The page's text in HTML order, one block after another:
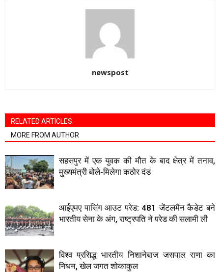
newspost
RELATED ARTICLES
MORE FROM AUTHOR
सहसपुर में एक युवक की मौत के बाद क्षेत्र में तनाव,
मुख्यमंत्री बोले-मिलेगा कठोर दंड
आईएमए पासिंग आउट परेड: 481 जेंटलमैन कैडेट बने
भारतीय सेना के अंग, राष्ट्रपति ने परेड की सलामी ली
विश्व प्रसिद्ध भारतीय निशानेबाज जसपाल राणा का
निधन, खेल जगत शोकाकुल